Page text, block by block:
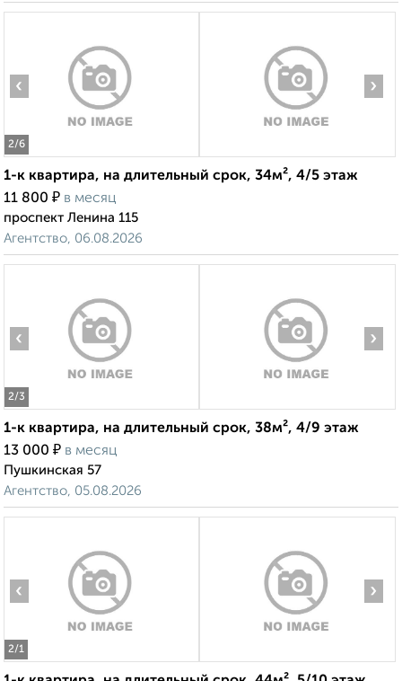
2/6
‹ ›
1-к квартира, на длительный срок, 34м², 4/5 этаж
11 800 ₽ в месяц
проспект Ленина 115
Агентство, 06.08.2026
2/3
‹ ›
1-к квартира, на длительный срок, 38м², 4/9 этаж
13 000 ₽ в месяц
Пушкинская 57
Агентство, 05.08.2026
2/1
‹ ›